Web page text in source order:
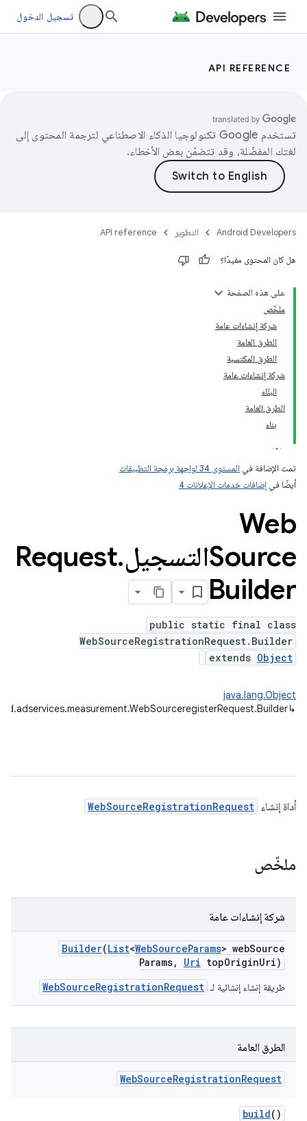
تسجيل الدخول
API REFERENCE
تستخدم Google تكنولوجيا الذكاء الاصطناعي لترجمة المحتوى إلى
لغتك المفضّلة، وقد تتضمّن بعض الأخطاء.
Android Developers التطوير API reference
هل كان المحتوى مفيدًا؟
على هذه الصفحة
ملخّص
شركة إنشاءات عامة
الطرق العامة
الطرق المكتسبة
شركة إنشاءات عامة
البنّاء
الطرق العامة
بناء
تمت الإضافة في المستوى 34 لواجهة برمجة التطبيقات
أيضًا في إضافات خدمات الإعلانات 4
Web
SourceالتسجيلRequest
.
Builder
public static final class
WebSourceRegistrationRequest.Builder
extends Object
java.lang.Object
↳
أداة إنشاء WebSourceRegistrationRequest
ملخّص
شركة إنشاءات عامة
Builder(List<WebSourceParams> webSource
Params, Uri topOriginUri)
طريقة إنشاء إنشائية لـ WebSourceRegistrationRequest
الطرق العامة
WebSourceRegistrationRequest
build()